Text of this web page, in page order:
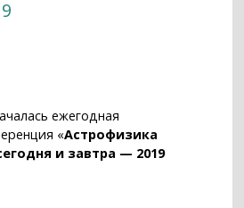
ежегодная
«Астрофизика
и завтра — 2019